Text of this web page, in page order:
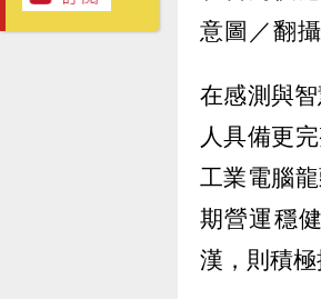
意圖／翻
在感測與
人具備更
工業電腦
期營運穩
漢，則積極